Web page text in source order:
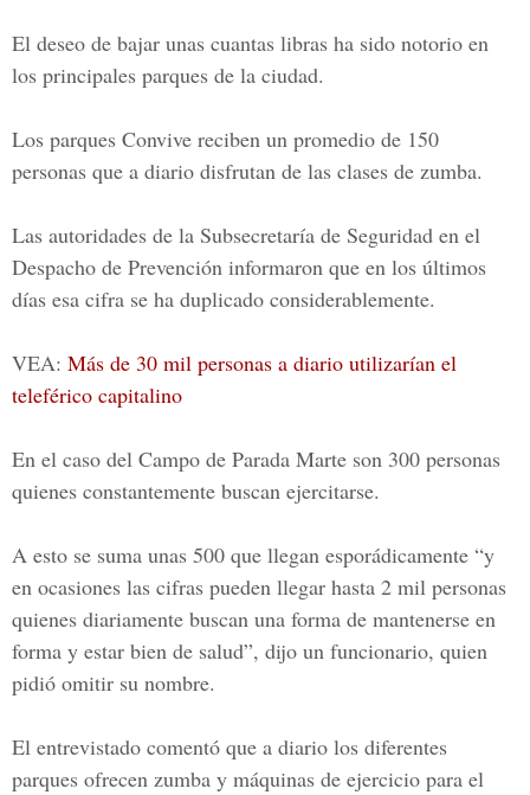
El deseo de bajar unas cuantas libras ha sido notorio en
los principales parques de la ciudad.
Los parques Convive reciben un promedio de 150
personas que a diario disfrutan de las clases de zumba.
Las autoridades de la Subsecretaría de Seguridad en el
Despacho de Prevención informaron que en los últimos
días esa cifra se ha duplicado considerablemente.
VEA: Más de 30 mil personas a diario utilizarían el
teleférico capitalino
En el caso del Campo de Parada Marte son 300 personas
quienes constantemente buscan ejercitarse.
A esto se suma unas 500 que llegan esporádicamente “y
en ocasiones las cifras pueden llegar hasta 2 mil personas
quienes diariamente buscan una forma de mantenerse en
forma y estar bien de salud”, dijo un funcionario, quien
pidió omitir su nombre.
El entrevistado comentó que a diario los diferentes
parques ofrecen zumba y máquinas de ejercicio para el